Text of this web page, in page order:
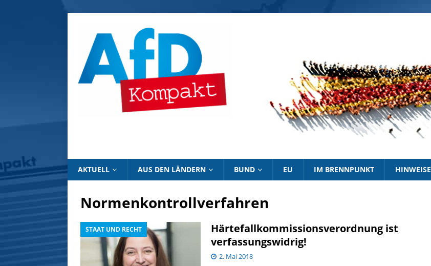
AKTUELL AUS DEN LÄNDERN BUND EU IM BRENNPUNKT HINWEISE
Normenkontrollverfahren
STAAT UND RECHT
Härtefallkommissionsverordnung ist
verfassungswidrig!
2. Mai 2018